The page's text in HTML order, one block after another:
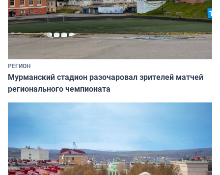
РЕГИОН
Мурманский стадион разочаровал зрителей матчей
регионального чемпионата